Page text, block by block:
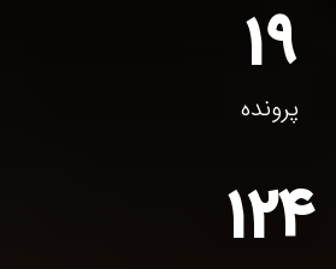
19
پرونده
124